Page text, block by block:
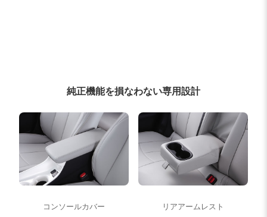
純正機能を損なわない専用設計
コンソールカバー リアアームレスト